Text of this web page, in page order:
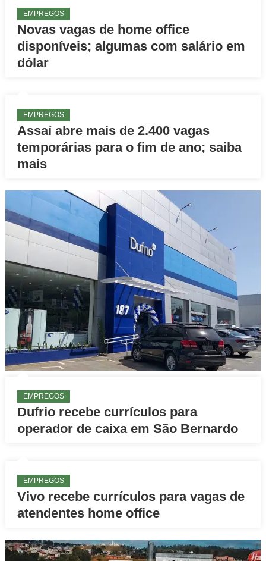
EMPREGOS
Novas vagas de home office
disponíveis; algumas com salário em
dólar
EMPREGOS
Assaí abre mais de 2.400 vagas
temporárias para o fim de ano; saiba
mais
EMPREGOS
Dufrio recebe currículos para
operador de caixa em São Bernardo
EMPREGOS
Vivo recebe currículos para vagas de
atendentes home office